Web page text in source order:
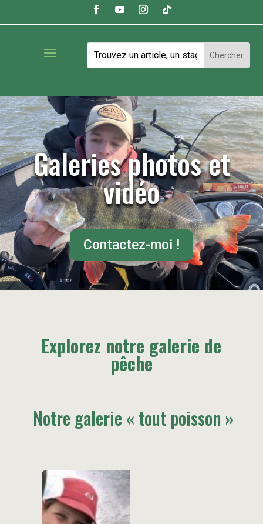
Galeries photos et
vidéo
Contactez-moi !
Explorez notre galerie de
pêche
Notre galerie « tout poisson »